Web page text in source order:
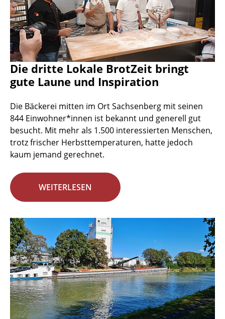
Die dritte Lokale BrotZeit bringt
gute Laune und Inspiration
Die Bäckerei mitten im Ort Sachsenberg mit seinen
844 Einwohner*innen ist bekannt und generell gut
besucht. Mit mehr als 1.500 interessierten Menschen,
trotz frischer Herbsttemperaturen, hatte jedoch
kaum jemand gerechnet.
WEITERLESEN